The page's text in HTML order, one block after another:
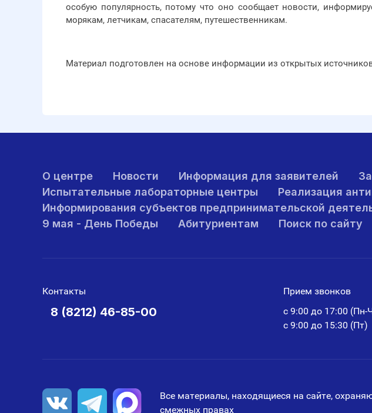
особую популярность, потому что оно сообщает новости,
морякам, летчикам, спасателям, путешественникам.
Материал подготовлен на основе информации из открытых
О центре Новости Информация для заявителей
Испытательные лабораторные центры
Реализация
Информирования субъектов предпринимательской
9 мая - День Победы
Абитуриентам Поиск по сайту
Контакты
8 (8212) 46-85-00
Прием звонков
с 9:00 до 17:00 (Пн-
с 9:00 до 15:30 (Пт)
Все материалы, находящиеся на сайте,
смежных правах